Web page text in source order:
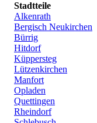
Stadtteile
Alkenrath
Bergisch Neukirchen
Bürrig
Hitdorf
Küppersteg
Lützenkirchen
Manfort
Opladen
Quettingen
Rheindorf